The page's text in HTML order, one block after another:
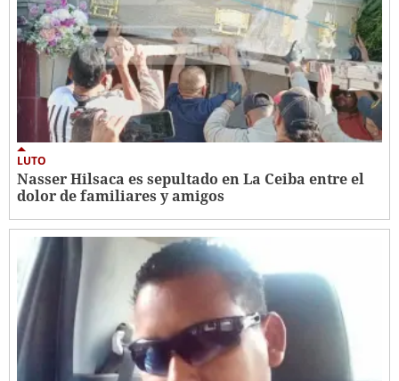
LUTO
Nasser Hilsaca es sepultado en La Ceiba entre el
dolor de familiares y amigos